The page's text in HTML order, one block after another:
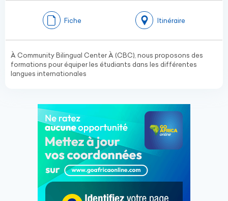
Fiche Itinéraire
À Community Bilingual Center À (CBC), nous proposons des
formations pour équiper les étudiants dans les différentes
langues internationales